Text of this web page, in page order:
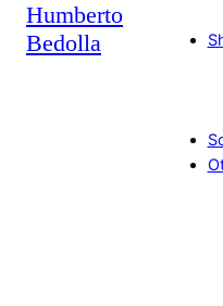
Humberto
Bedolla